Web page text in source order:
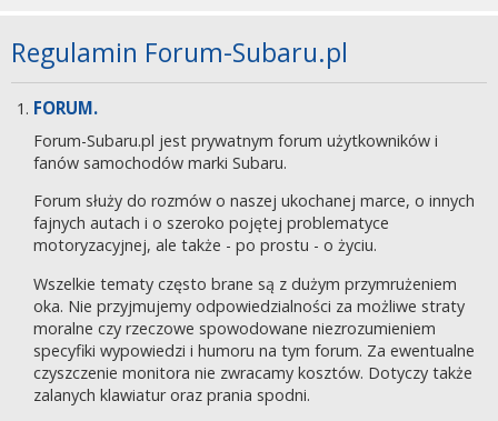
Regulamin Forum-Subaru.pl
FORUM.
Forum-Subaru.pl jest prywatnym forum użytkowników i
fanów samochodów marki Subaru.
Forum służy do rozmów o naszej ukochanej marce, o innych
fajnych autach i o szeroko pojętej problematyce
motoryzacyjnej, ale także - po prostu - o życiu.
Wszelkie tematy często brane są z dużym przymrużeniem
oka. Nie przyjmujemy odpowiedzialności za możliwe straty
moralne czy rzeczowe spowodowane niezrozumieniem
specyfiki wypowiedzi i humoru na tym forum. Za ewentualne
czyszczenie monitora nie zwracamy kosztów. Dotyczy także
zalanych klawiatur oraz prania spodni.